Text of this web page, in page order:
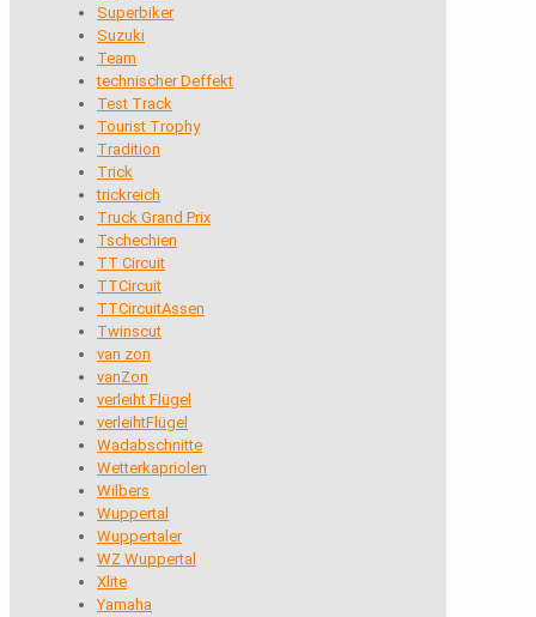
Superbiker
Suzuki
Team
technischer Deffekt
Test Track
Tourist Trophy
Tradition
Trick
trickreich
Truck Grand Prix
Tschechien
TT Circuit
TTCircuit
TTCircuitAssen
Twinscut
van zon
vanZon
verleiht Flügel
verleihtFlügel
Wadabschnitte
Wetterkapriolen
Wilbers
Wuppertal
Wuppertaler
WZ Wuppertal
Xlite
Yamaha